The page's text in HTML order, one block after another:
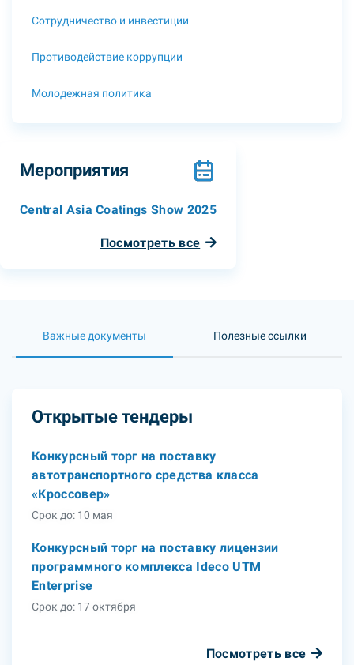
Сотрудничество и инвестиции
Противодействие коррупции
Молодежная политика
Мероприятия
Central Asia Coatings Show 2025
Посмотреть все
Важные документы Полезные ссылки
Открытые тендеры
Конкурсный торг на поставку
автотранспортного средства класса
«Кроссовер»
Срок до: 10 мая
Конкурсный торг на поставку лицензии
программного комплекса Ideco UTM
Enterprise
Срок до: 17 октября
Посмотреть все